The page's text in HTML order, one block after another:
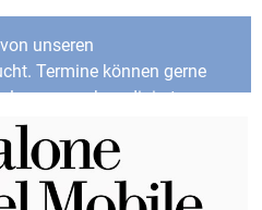
unseren
Termine können gerne
koordiniert